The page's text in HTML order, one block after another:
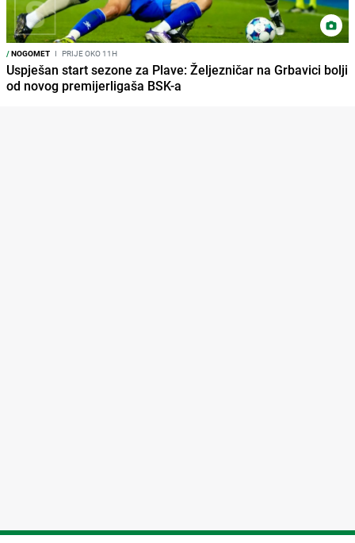
/NOGOMET I PRIJE OKO 11H
Uspješan start sezone za Plave: Željezničar na Grbavici bolji
od novog premijerligaša BSK-a